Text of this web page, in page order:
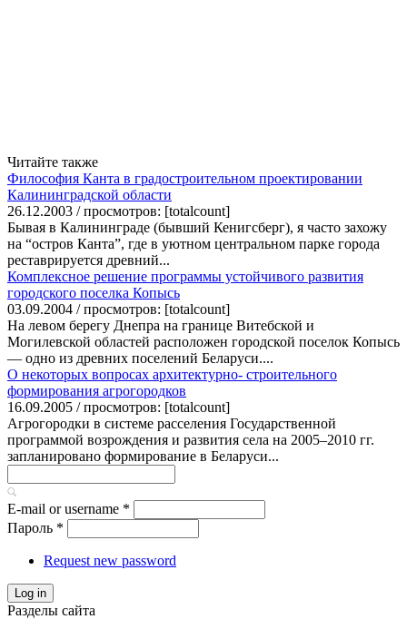
Читайте также
Философия Канта в градостроительном проектировании
Калининградской области
26.12.2003 / просмотров: [totalcount]
Бывая в Калининграде (бывший Кенигсберг), я часто захожу
на “остров Канта”, где в уютном центральном парке города
реставрируется древний...
Комплексное решение программы устойчивого развития
городского поселка Копысь
03.09.2004 / просмотров: [totalcount]
На левом берегу Днепра на границе Витебской и
Могилевской областей расположен городской поселок Копысь
— одно из древних поселений Беларуси....
О некоторых вопросах архитектурно- строительного
формирования агрогородков
16.09.2005 / просмотров: [totalcount]
Агрогородки в системе расселения Государственной
программой возрождения и развития села на 2005–2010 гг.
запланировано формирование в Беларуси...
E-mail or username *
Пароль *
Request new password
Log in
Разделы сайта